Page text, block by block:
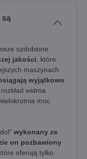
są
ozdobione
jakości , które
maszynach
wyjątkowo
rozkład widma
moc
wykonany ze
on pozbawiony
które oferują tylko